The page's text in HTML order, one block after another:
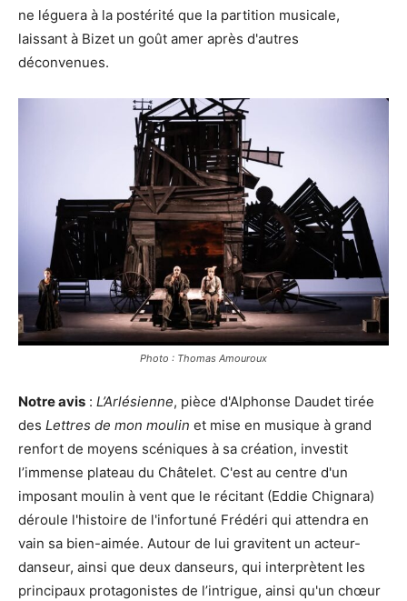
ne léguera à la postérité que la partition musicale,
laissant à Bizet un goût amer après d'autres
déconvenues.
Photo : Thomas Amouroux
Notre avis : L’Arlésienne, pièce d'Alphonse Daudet tirée
des Lettres de mon moulin et mise en musique à grand
renfort de moyens scéniques à sa création, investit
l’immense plateau du Châtelet. C'est au centre d'un
imposant moulin à vent que le récitant (Eddie Chignara)
déroule l'histoire de l'infortuné Frédéri qui attendra en
vain sa bien-aimée. Autour de lui gravitent un acteur-
danseur, ainsi que deux danseurs, qui interprètent les
principaux protagonistes de l’intrigue, ainsi qu'un chœur